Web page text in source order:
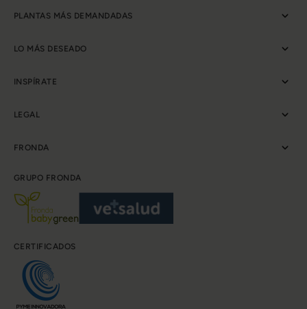
PLANTAS MÁS DEMANDADAS
LO MÁS DESEADO
INSPÍRATE
LEGAL
FRONDA
GRUPO FRONDA
CERTIFICADOS